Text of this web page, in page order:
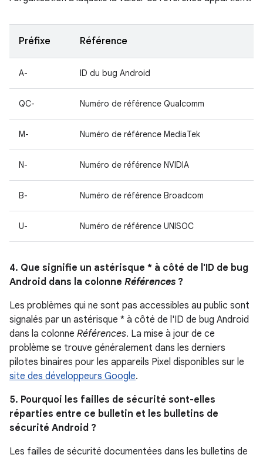
Préfixe Référence
A- ID du bug Android
QC- Numéro de référence Qualcomm
M- Numéro de référence MediaTek
N- Numéro de référence NVIDIA
B- Numéro de référence Broadcom
U- Numéro de référence UNISOC
4. Que signifie un astérisque * à côté de l'ID de bug
Android dans la colonne Références ?
Les problèmes qui ne sont pas accessibles au public sont
signalés par un astérisque * à côté de l'ID de bug Android
dans la colonne Références. La mise à jour de ce
problème se trouve généralement dans les derniers
pilotes binaires pour les appareils Pixel disponibles sur le
site des développeurs Google.
5. Pourquoi les failles de sécurité sont-elles
réparties entre ce bulletin et les bulletins de
sécurité Android ?
Les failles de sécurité documentées dans les bulletins de